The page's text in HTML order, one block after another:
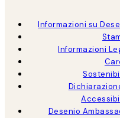
Informazioni su
Informazioni
Desenio